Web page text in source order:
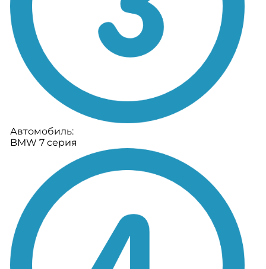
Автомобиль:
BMW 7 серия